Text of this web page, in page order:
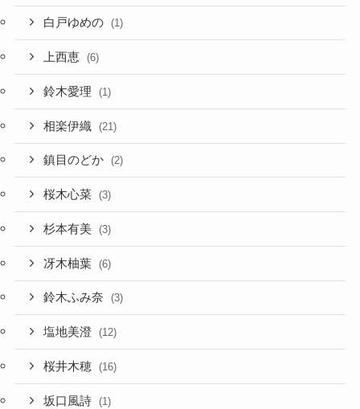
白戸ゆめの (1)
上西恵 (6)
鈴木愛理 (1)
相楽伊織 (21)
鎮目のどか (2)
桜木心菜 (3)
杉本有美 (3)
冴木柚葉 (6)
鈴木ふみ奈 (3)
塩地美澄 (12)
桜井木穂 (16)
坂口風詩 (1)